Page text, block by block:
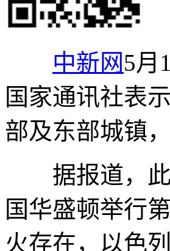
中新网5月
国家通讯社表
部及东部城镇
据报道，此
国华盛顿举行
火存在，以色